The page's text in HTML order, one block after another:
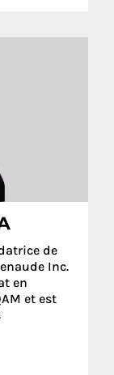
de
Inc.
en
et est